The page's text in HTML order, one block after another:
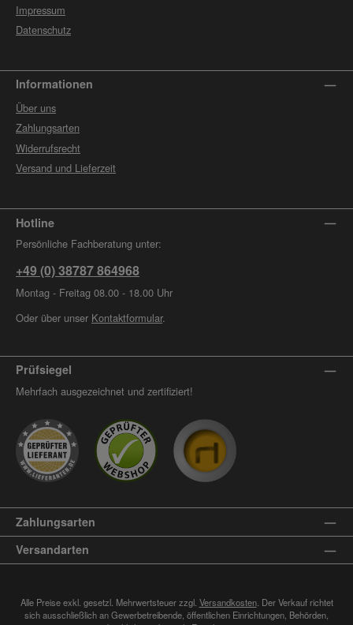
Impressum
Datenschutz
Informationen
Über uns
Zahlungsarten
Widerrufsrecht
Versand und Lieferzeit
Hotline
Persönliche Fachberatung unter:
+49 (0) 38787 864968
Montag - Freitag 08.00 - 18.00 Uhr
Oder über unser Kontaktformular.
Prüfsiegel
Mehrfach ausgezeichnet und zertifiziert!
Zahlungsarten
Versandarten
Alle Preise exkl. gesetzl. Mehrwertsteuer zzgl. Versandkosten. Der Verkauf richtet
sich ausschließlich an Gewerbetreibende, öffentlichen Einrichtungen, Behörden,